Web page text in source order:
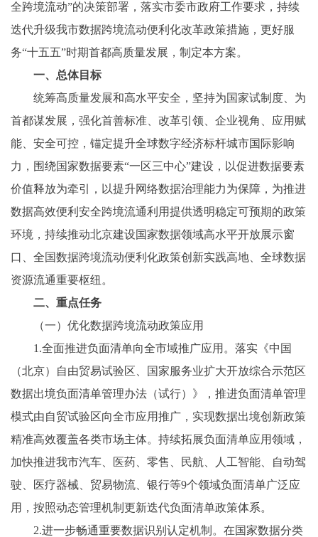
全跨境流动”的决策部署，落实市委市政府工作要求，持续
迭代升级我市数据跨境流动便利化改革政策措施，更好服
务“十五五”时期首都高质量发展，制定本方案。
一、总体目标
统筹高质量发展和高水平安全，坚持为国家试制度、为
首都谋发展，强化首善标准、改革引领、企业视角、应用赋
能、安全可控，锚定提升全球数字经济标杆城市国际影响
力，围绕国家数据要素“一区三中心”建设，以促进数据要素
价值释放为牵引，以提升网络数据治理能力为保障，为推进
数据高效便利安全跨境流通利用提供透明稳定可预期的政策
环境，持续推动北京建设国家数据领域高水平开放展示窗
口、全国数据跨境流动便利化政策创新实践高地、全球数据
资源流通重要枢纽。
二、重点任务
（一）优化数据跨境流动政策应用
1.全面推进负面清单向全市域推广应用。落实《中国
（北京）自由贸易试验区、国家服务业扩大开放综合示范区
数据出境负面清单管理办法（试行）》，推进负面清单管理
模式由自贸试验区向全市应用推广，实现数据出境创新政策
精准高效覆盖各类市场主体。持续拓展负面清单应用领域，
加快推进我市汽车、医药、零售、民航、人工智能、自动驾
驶、医疗器械、贸易物流、银行等9个领域负面清单广泛应
用，按照动态管理机制更新迭代负面清单政策体系。
2.进一步畅通重要数据识别认定机制。在国家数据分类